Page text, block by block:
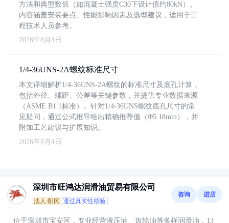
方法和典型数值（如混凝土强度C30下设计值约80kN）。
内容涵盖安装要点、性能影响因素及选型建议，适用于工
程技术人员参考。
2026年8月4日
1/4-36UNS-2A螺纹标准尺寸
本文详细解析1/4-36UNS-2A螺纹的标准尺寸及底孔计算，
包括外径、螺距、公差等关键参数，并提供专业数据来源
（ASME B1.1标准）。针对1/4-36UNS螺纹底孔尺寸的常
见疑问，通过公式推导给出精确推荐值（Φ5.18mm），并
附加工艺建议与扩展知识。
2026年8月4日
深圳市旺鸿达润滑油贸易有限公司
法人:阳民 通过真实性核验
咨询 进店
位于深圳市宝安区，专业经营液压油、齿轮油等多样润滑油，13